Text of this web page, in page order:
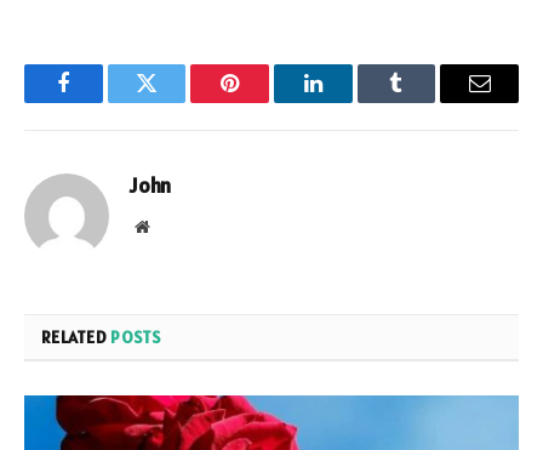
FacebookTwitter Pinterest LinkedInTumblr Email
John
Website
RELATED POSTS